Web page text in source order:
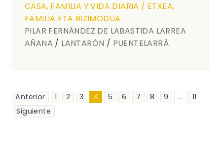
CASA, FAMILIA Y VIDA DIARIA / ETXEA,
FAMILIA ETA BIZIMODUA
PILAR FERNÁNDEZ DE LABASTIDA LARREA
AÑANA / LANTARÓN / PUENTELARRÁ
Anterior 1 2 3 4 5 6 7 8 9 ...
11
Siguiente